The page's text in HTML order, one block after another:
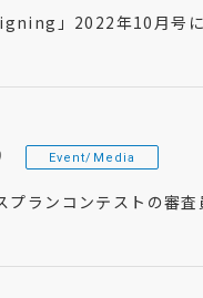
」2022年10月号
Event/Media
プランコンテストの審